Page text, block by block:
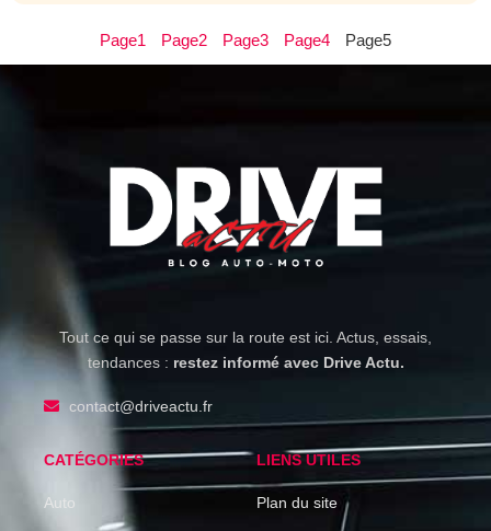
Page1 Page2 Page3 Page4 Page5
Tout ce qui se passe sur la route est ici. Actus, essais,
tendances : restez informé avec Drive Actu.
contact@driveactu.fr
CATÉGORIES
Auto
LIENS UTILES
Plan du site